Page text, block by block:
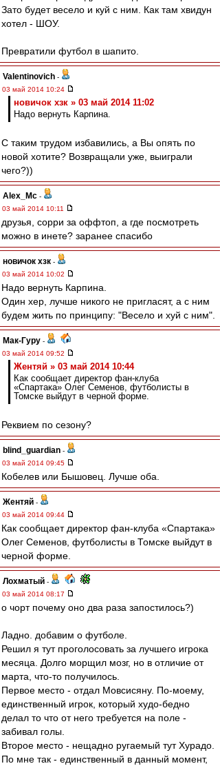
Зато будет весело и куй с ним. Как там хвидун
хотел - ШОУ.
Превратили футбол в шапито.
Valentinovich -
03 май 2014 10:24
новичок хзк » 03 май 2014 11:02
Надо вернуть Карпина.
С таким трудом избавились, а Вы опять по
новой хотите? Возвращали уже, выиграли
чего?))
Alex_Mc -
03 май 2014 10:11
друзья, сорри за оффтоп, а где посмотреть
можно в инете? заранее спасибо
новичок хзк -
03 май 2014 10:02
Надо вернуть Карпина.
Один хер, лучше никого не пригласят, а с ним
будем жить по принципу: "Весело и хуй с ним".
Мак-Гуру -
03 май 2014 09:52
Жентяй » 03 май 2014 10:44
Как сообщает директор фан-клуба
«Спартака» Олег Семенов, футболисты в
Томске выйдут в черной форме.
Реквием по сезону?
blind_guardian -
03 май 2014 09:45
Кобелев или Бышовец. Лучше оба.
Жентяй -
03 май 2014 09:44
Как сообщает директор фан-клуба «Спартака»
Олег Семенов, футболисты в Томске выйдут в
черной форме.
Лохматый -
03 май 2014 08:17
о чорт почему оно два раза запостилось?)
Ладно. добавим о футболе.
Решил я тут проголосовать за лучшего игрока
месяца. Долго морщил мозг, но в отличие от
марта, что-то получилось.
Первое место - отдал Мовсисяну. По-моему,
единственный игрок, который худо-бедно
делал то что от него требуется на поле -
забивал голы.
Второе место - нещадно ругаемый тут Хурадо.
По мне так - единственный в данный момент,